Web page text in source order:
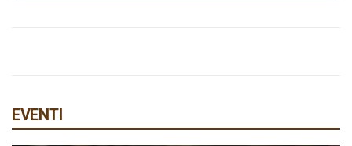
EVENTI